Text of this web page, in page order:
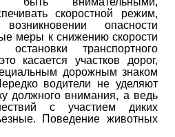
скоростной режим,
опасности
меры к снижению скорости
транспортного
касается участков дорог,
дорожным знаком
водители не уделяют
должного внимания, а ведь
с участием диких
Поведение животных